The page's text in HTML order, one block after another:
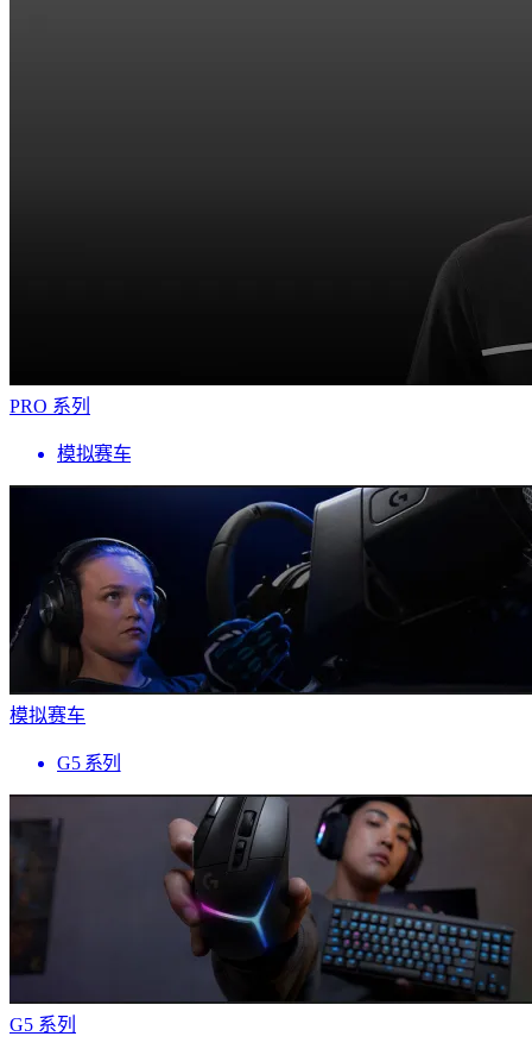
PRO 系列
模拟赛车
模拟赛车
G5 系列
G5 系列